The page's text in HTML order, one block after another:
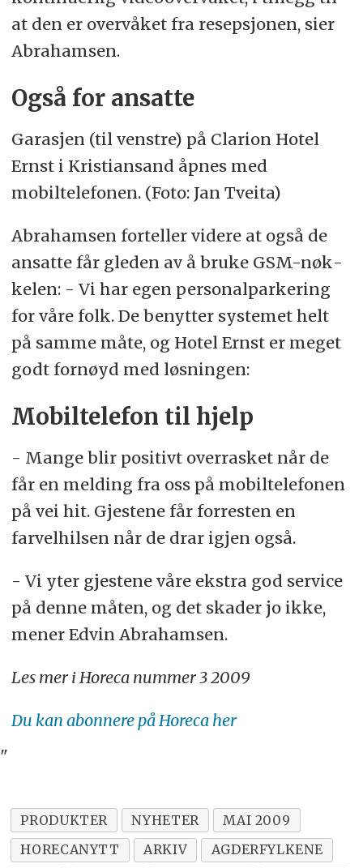
at den er over­vå­ket fra re­sep­sjo­nen, sier
Ab­ra­ham­sen.
Også for an­sat­te
Garasjen (til venstre) på Clarion Hotel
Ernst i Kristiansand åpnes med
mobiltelefonen. (Foto: Jan Tveita)
Ab­ra­ham­sen for­tel­ler vi­de­re at også de
an­sat­te får gle­den av å bru­ke GSM-nøk­
ke­len: - Vi har egen personalparkering
for våre folk. De be­nyt­ter sy­ste­met helt
på sam­me måte, og Ho­tel Ernst er me­get
godt for­nøyd med løs­nin­gen:
Mobiltelefon til hjelp
- Man­ge blir po­si­tivt over­ras­ket når de
får en mel­ding fra oss på mo­bil­te­le­fo­nen
på vei hit. Gjes­te­ne får for­res­ten en
farvelhilsen når de drar igjen også.
- Vi yter gjes­te­ne våre eks­tra god ser­vi­ce
på den­ne må­ten, og det ska­der jo ikke,
me­ner Ed­vin Ab­ra­ham­sen.
Les mer i Horeca nummer 3 2009
Du kan abonnere på Horeca her
"
PRODUKTER NYHETER
MAI 2009
HORECANYTT
ARKIV
AGDERFYLKENE